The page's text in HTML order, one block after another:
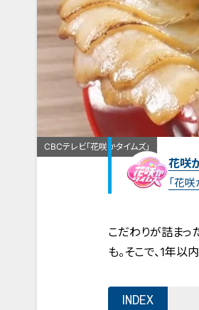
CBCテレビ「花咲かタイムズ」
花咲
「花
こだわりが詰まっ
も。そこで、1年
INDEX